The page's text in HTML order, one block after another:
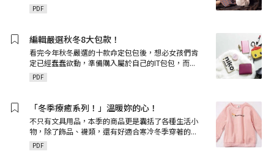
PDF
編輯嚴選秋冬8大包款！
看完今年秋冬嚴選的十款命定包包後，想必女孩們肯
定已經蠢蠢欲動，準備購入屬於自己的IT包包，而...
PDF
「冬季療癒系列！」溫暖妳的心！
不只有文具用品，本季的商品更是囊括了各種生活小
物，除了飾品、襪類，還有好適合寒冷冬季穿著的...
PDF